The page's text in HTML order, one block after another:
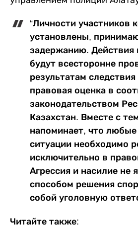
“Личности участников
установлены,
задержанию. Действия
будут всесторонне
результатам
правовая оценка в
законодательством
Казахстан. Вместе с
напоминает, что
ситуации необходимо
исключительно в
Агрессия и насилие не
способом решения
собой уголовную
Читайте также: